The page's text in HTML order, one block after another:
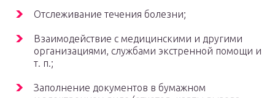
Отслеживание течения болезни;
Взаимодействие с медицинскими и другими
организациями, службами экстренной помощи и
т. п.;
Заполнение документов в бумажном